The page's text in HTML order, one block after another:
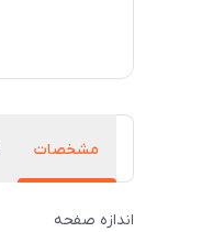
مشخصات
اندازه صفحه